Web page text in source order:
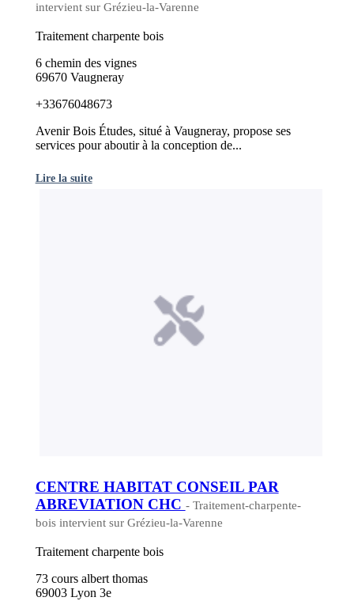
intervient sur Grézieu-la-Varenne
Traitement charpente bois
6 chemin des vignes
69670 Vaugneray
+33676048673
Avenir Bois Études, situé à Vaugneray, propose ses
services pour aboutir à la conception de...
Lire la suite
CENTRE HABITAT CONSEIL PAR
ABREVIATION CHC - Traitement-charpente-
bois intervient sur Grézieu-la-Varenne
Traitement charpente bois
73 cours albert thomas
69003 Lyon 3e